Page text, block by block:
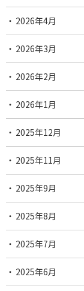
2026年4月
2026年3月
2026年2月
2026年1月
2025年12月
2025年11月
2025年9月
2025年8月
2025年7月
2025年6月